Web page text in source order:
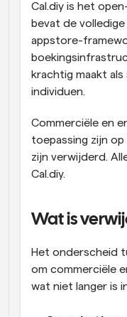
Cal.diy is het
bevat de
appstore-
krachtig maakt
individuen.
Commerciële en
toepassing zijn op
zijn verwijderd.
Cal.diy.
Wat is
Het onderscheid
om commerciële
wat niet langer is